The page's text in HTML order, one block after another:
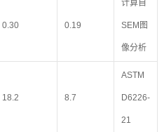
0.30 0.19
计算自
SEM图
像分析
18.2 8.7
ASTM
D6226-
21